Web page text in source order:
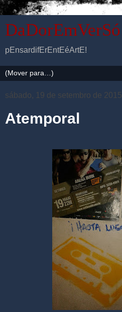
DaDorEmVerSó
pEnsardifErEntEéArtE!
sábado, 19 de setembro de 2015
Atemporal